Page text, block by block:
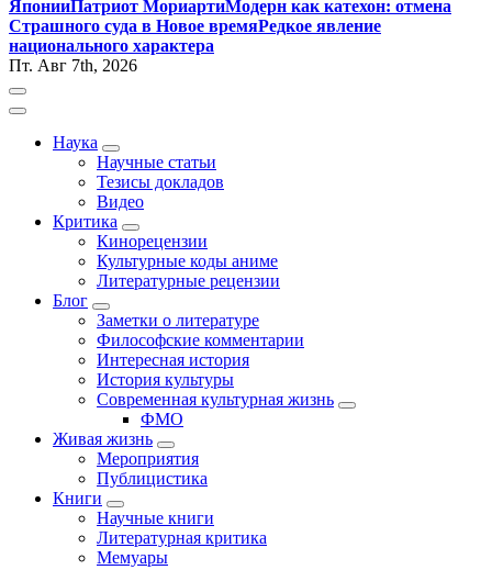
ЯпонииПатриот МориартиМодерн как катехон: отмена
Страшного суда в Новое времяРедкое явление
национального характера
Пт. Авг 7th, 2026
Наука
Научные статьи
Тезисы докладов
Видео
Критика
Кинорецензии
Культурные коды аниме
Литературные рецензии
Блог
Заметки о литературе
Философские комментарии
Интересная история
История культуры
Современная культурная жизнь
ФМО
Живая жизнь
Мероприятия
Публицистика
Книги
Научные книги
Литературная критика
Мемуары